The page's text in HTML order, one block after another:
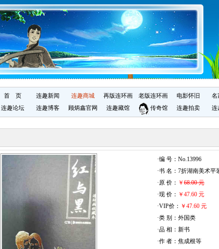
首 页 连趣新闻 连趣商城 再版连环画 老版连环画 电影怀旧
名
连趣论坛
连趣博客 顾炳鑫官网 连趣藏馆 传奇馆 连趣拍卖 连
·编 号：No.13996
·书 名：7折湖南美术平
·原 价： ￥ 68.00 元
·现 价： ￥47.60 元
·VIP价： ￥47.60 元
·类 别：外国类
·品 相：新书
·作 者：焦成根等